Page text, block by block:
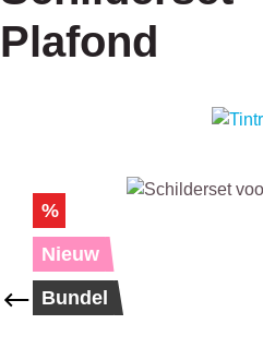
Plafond
Afbeeldingengalerij overslaan
%
Nieuw
Bundel